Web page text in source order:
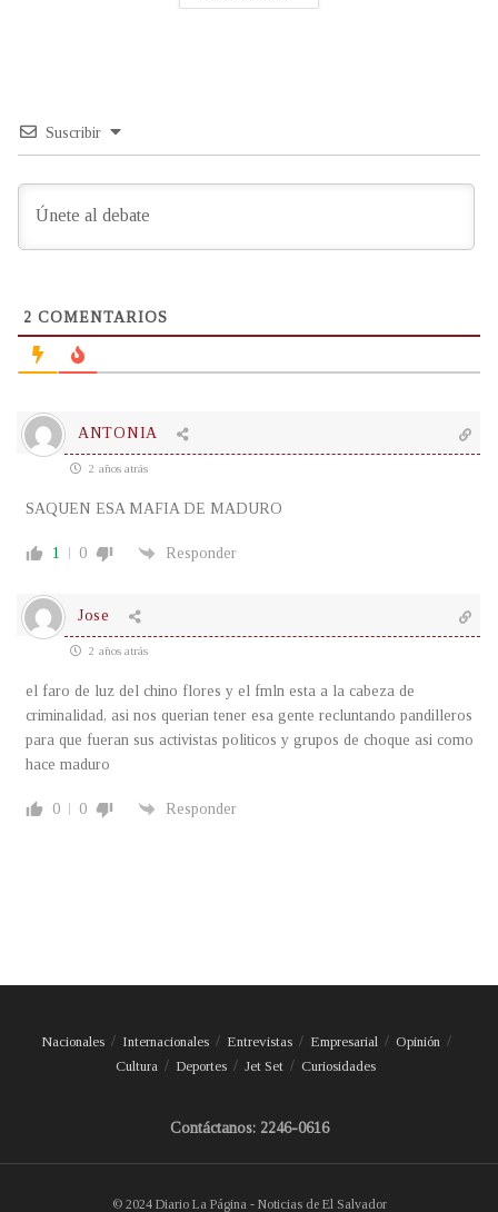
Suscribir
2 COMENTARIOS
ANTONIA
2 años atrás
SAQUEN ESA MAFIA DE MADURO
1 0 Responder
Jose
2 años atrás
el faro de luz del chino flores y el fmln esta a la cabeza de
criminalidad, asi nos querian tener esa gente recluntando pandilleros
para que fueran sus activistas politicos y grupos de choque asi como
hace maduro
0 0 Responder
Nacionales Internacionales Entrevistas Empresarial
Opinión
Cultura
Deportes Jet Set Curiosidades
Contáctanos: 2246-0616
© 2024 Diario La Página - Noticias de El Salvador